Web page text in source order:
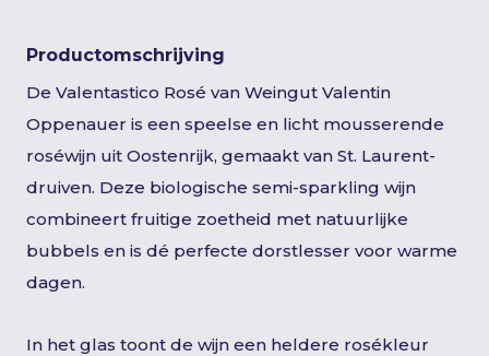
Productomschrijving
De Valentastico Rosé van Weingut Valentin
Oppenauer is een speelse en licht mousserende
roséwijn uit Oostenrijk, gemaakt van St. Laurent-
druiven. Deze biologische semi-sparkling wijn
combineert fruitige zoetheid met natuurlijke
bubbels en is dé perfecte dorstlesser voor warme
dagen.
In het glas toont de wijn een heldere rosékleur